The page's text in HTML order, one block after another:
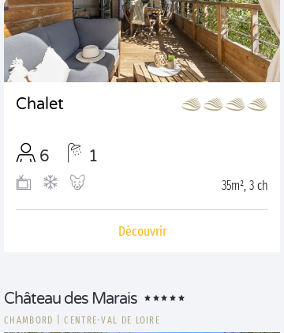
Chalet
6 1
35m², 3 ch
Découvrir
Château des Marais
CHAMBORD |CENTRE-VAL DE LOIRE